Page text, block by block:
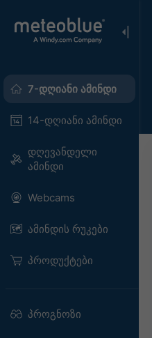
7-დღიანი ამინდი
14-დღიანი ამინდი
დღევანდელი
ამინდი
Webcams
ამინდის რუკები
პროდუქტები
პროგნოზი